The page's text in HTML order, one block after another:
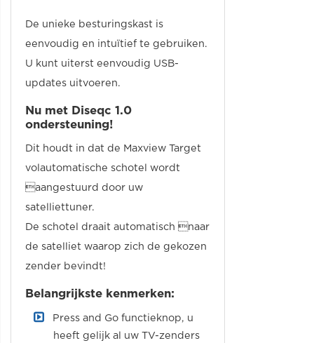
De unieke besturingskast is
eenvoudig en intuïtief te gebruiken.
U kunt uiterst eenvoudig USB-
updates uitvoeren.
Nu met Diseqc 1.0
ondersteuning!
Dit houdt in dat de Maxview Target
volautomatische schotel wordt
aangestuurd door uw
satelliettuner.
De schotel draait automatisch naar
de satelliet waarop zich de gekozen
zender bevindt!
Belangrijkste kenmerken:
Press and Go functieknop, u
heeft gelijk al uw TV-zenders